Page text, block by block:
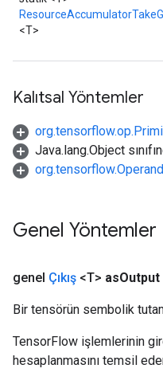
<T>
Kalıtsal Yöntemler
Java.lang.Object
org.tensorflow.Operand
Genel Yöntemler
genel Çıkış <T> asOutput
Bir tensörün sembolik
TensorFlow işlemlerinin
hesaplanmasını temsil